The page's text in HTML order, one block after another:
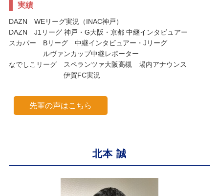
実績
DAZN WEリーグ実況（INAC神戸）
DAZN J1リーグ 神戸・G大阪・京都 中継インタビュアー
スカパー Bリーグ 中継インタビュアー・Jリーグ
ルヴァンカップ中継レポーター
なでしこリーグ スペランツァ大阪高槻 場内アナウンス
伊賀FC実況
先輩の声はこちら
北本 誠